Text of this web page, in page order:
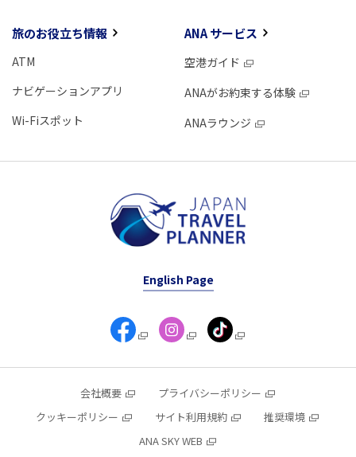
旅のお役立ち情報
ATM
ナビゲーションアプリ
Wi-Fiスポット
ANA サービス
空港ガイド
ANAがお約束する体験
ANAラウンジ
English Page
会社概要
プライバシーポリシー
クッキーポリシー
サイト利用規約
推奨環境
ANA SKY WEB